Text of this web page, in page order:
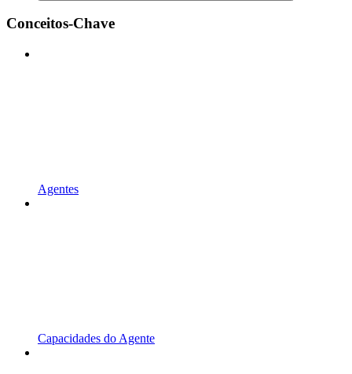
Conceitos-Chave
Agentes
Capacidades do Agente